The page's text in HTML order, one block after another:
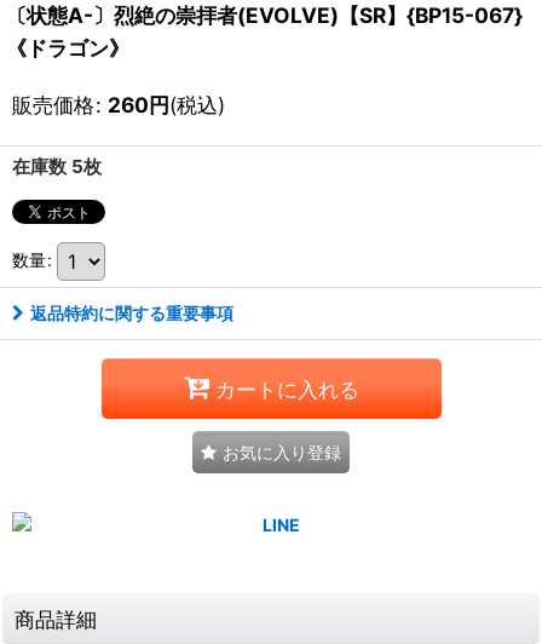
〔状態A-〕烈絶の崇拝者(EVOLVE)【SR】{BP15-067}
《ドラゴン》
販売価格: 260円(税込)
在庫数 5枚
数量:
返品特約に関する重要事項
カートに入れる
お気に入り登録
商品詳細